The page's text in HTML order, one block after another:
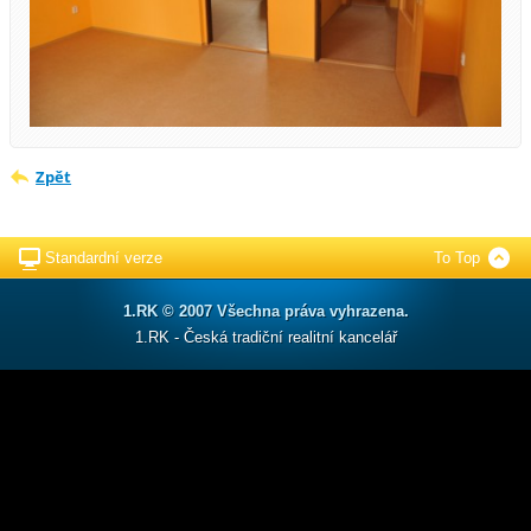
Zpět
Standardní verze To Top
1.RK © 2007 Všechna práva vyhrazena.
1.RK - Česká tradiční realitní kancelář